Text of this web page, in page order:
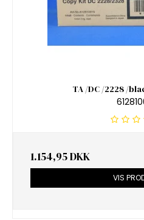
TA /DC /2228 /
1.154,95 DKK
VIS